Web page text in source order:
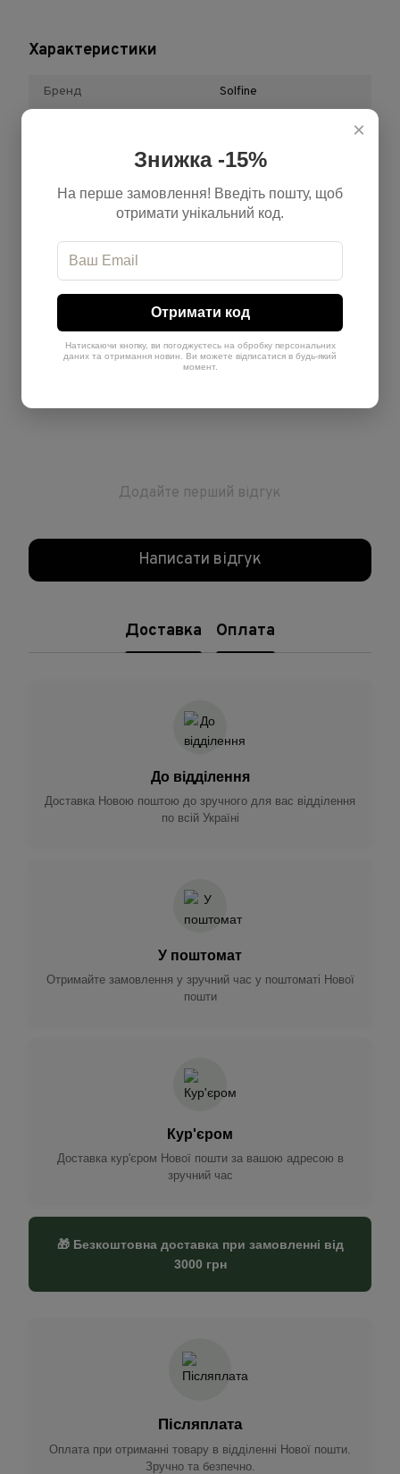
Характеристики
Бренд Solfine
100 мл + 200 мл
Країна-виробник Італія
Теплота
Відгуки
Додайте перший відгук
Написати відгук
Доставка Оплата
До відділення
Доставка Новою поштою до зручного для вас відділення
по всій Україні
У поштомат
Отримайте замовлення у зручний час у поштоматі Нової
пошти
Кур'єром
Доставка кур'єром Нової пошти за вашою адресою в
зручний час
🎁 Безкоштовна доставка при замовленні від
3000 грн
Післяплата
Оплата при отриманні товару в відділенні Нової пошти.
Зручно та безпечно.
×
Знижка -15%
На перше замовлення! Введіть пошту, щоб
отримати унікальний код.
Отримати код
Натискаючи кнопку, ви погоджуєтесь на обробку персональних
даних та отримання новин. Ви можете відписатися в будь-який
момент.